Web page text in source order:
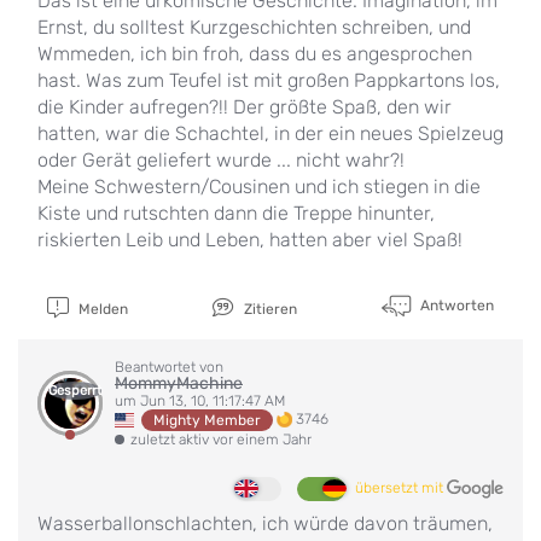
Ernst, du solltest Kurzgeschichten schreiben, und
Wmmeden, ich bin froh, dass du es angesprochen
hast. Was zum Teufel ist mit großen Pappkartons los,
die Kinder aufregen?!! Der größte Spaß, den wir
hatten, war die Schachtel, in der ein neues Spielzeug
oder Gerät geliefert wurde ... nicht wahr?!
Meine Schwestern/Cousinen und ich stiegen in die
Kiste und rutschten dann die Treppe hinunter,
riskierten Leib und Leben, hatten aber viel Spaß!
Melden Zitieren Antworten
Gesperrt
Beantwortet von
MommyMachine
um Jun 13, 10, 11:17:47 AM
Mighty Member
3746
zuletzt aktiv vor einem Jahr
übersetzt mit
Wasserballonschlachten, ich würde davon träumen,